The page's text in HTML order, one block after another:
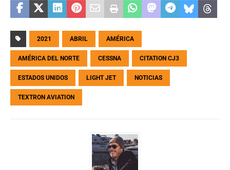
2021 ABRIL AMÉRICA
AMÉRICA DEL NORTE CESSNA CITATION CJ3
ESTADOS UNIDOS LIGHT JET NOTICIAS
TEXTRON AVIATION